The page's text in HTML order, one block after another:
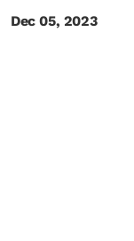
Dec 05, 2023